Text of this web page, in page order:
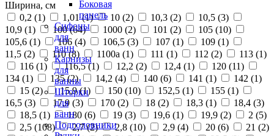
Боковая
панель
Сифоны
для
ванн
Карнизы
для
ванны
Шторки
для
ванн
Подголовники
Ширина, см
0,2 (1) 1,01 (1) 10 (2) 10,3 (2) 10,5 (3)
10,9 (1) 100 (64) 1000 (2) 101 (2) 105 (10)
105,6 (1) 106 (4) 106,5 (3) 107 (1) 109 (1)
11,5 (2) 110 (8) 1100а (1) 111 (1) 112 (2) 113 (1)
116 (1) 116,5 (1) 12,2 (2) 12,4 (1) 120 (11)
134 (1) 135 (2) 14,2 (4) 140 (6) 141 (1) 142 (1)
15 (2) 15,9 (1) 150 (10) 152,5 (1) 155 (1)
16,5 (3) 17,9 (3) 170 (2) 18 (2) 18,3 (1) 18,4 (3)
18,5 (1) 180 (6) 19 (3) 19,6 (1) 19,9 (2) 2 (5)
2,5 (108) 2,7 (2) 2,8 (10) 2,9 (4) 20 (6) 21 (2)